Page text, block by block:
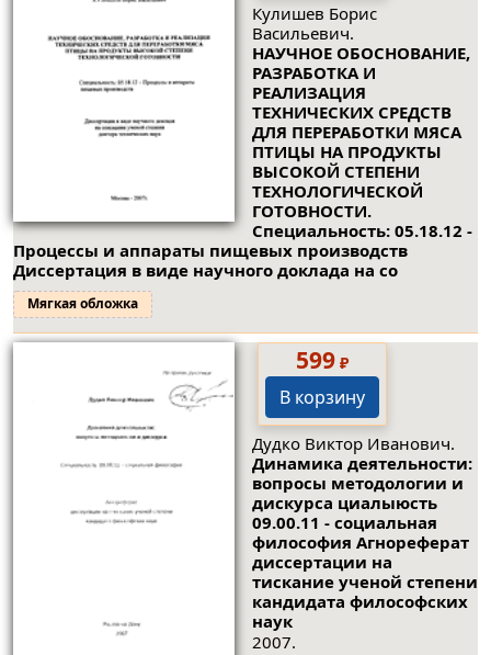
Кулишев Борис
Васильевич.
НАУЧНОЕ ОБОСНОВАНИЕ,
РАЗРАБОТКА И
РЕАЛИЗАЦИЯ
ТЕХНИЧЕСКИХ СРЕДСТВ
ДЛЯ ПЕРЕРАБОТКИ МЯСА
ПТИЦЫ НА ПРОДУКТЫ
ВЫСОКОЙ СТЕПЕНИ
ТЕХНОЛОГИЧЕСКОЙ
ГОТОВНОСТИ.
Специальность: 05.18.12 -
Процессы и аппараты пищевых производств
Диссертация в виде научного доклада на со
Мягкая обложка
599₽
В корзину
Дудко Виктор Иванович.
Динамика деятельности:
вопросы методологии и
дискурса циалыюсть
09.00.11 - социальная
философия Агнореферат
диссертации на
тискание ученой степени
кандидата философских
наук
2007.